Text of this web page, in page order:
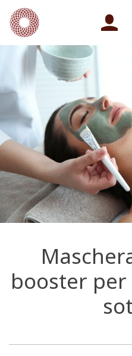
booster per